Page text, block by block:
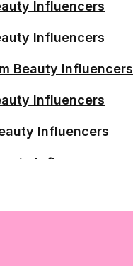
Influencers
Influencers
Beauty Influencers
Influencers
Influencers
Influencers